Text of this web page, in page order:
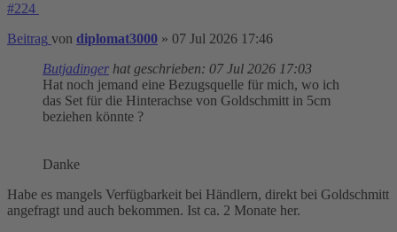
#224
Beitrag von diplomat3000 » 07 Jul 2026 17:46
Butjadinger hat geschrieben: 07 Jul 2026 17:03
Hat noch jemand eine Bezugsquelle für mich, wo ich
das Set für die Hinterachse von Goldschmitt in 5cm
beziehen könnte ?
Danke
Habe es mangels Verfügbarkeit bei Händlern, direkt bei Goldschmitt
angefragt und auch bekommen. Ist ca. 2 Monate her.